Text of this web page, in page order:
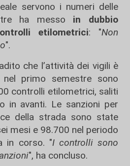
servono i numeri delle
ha messo in dubbio
etilometrici: "Non
".
che l’attività dei vigili è
primo semestre sono
controlli etilometrici, saliti
in avanti. Le sanzioni per
della strada sono state
mesi e 98.700 nel periodo
in corso. "I controlli sono
", ha concluso.